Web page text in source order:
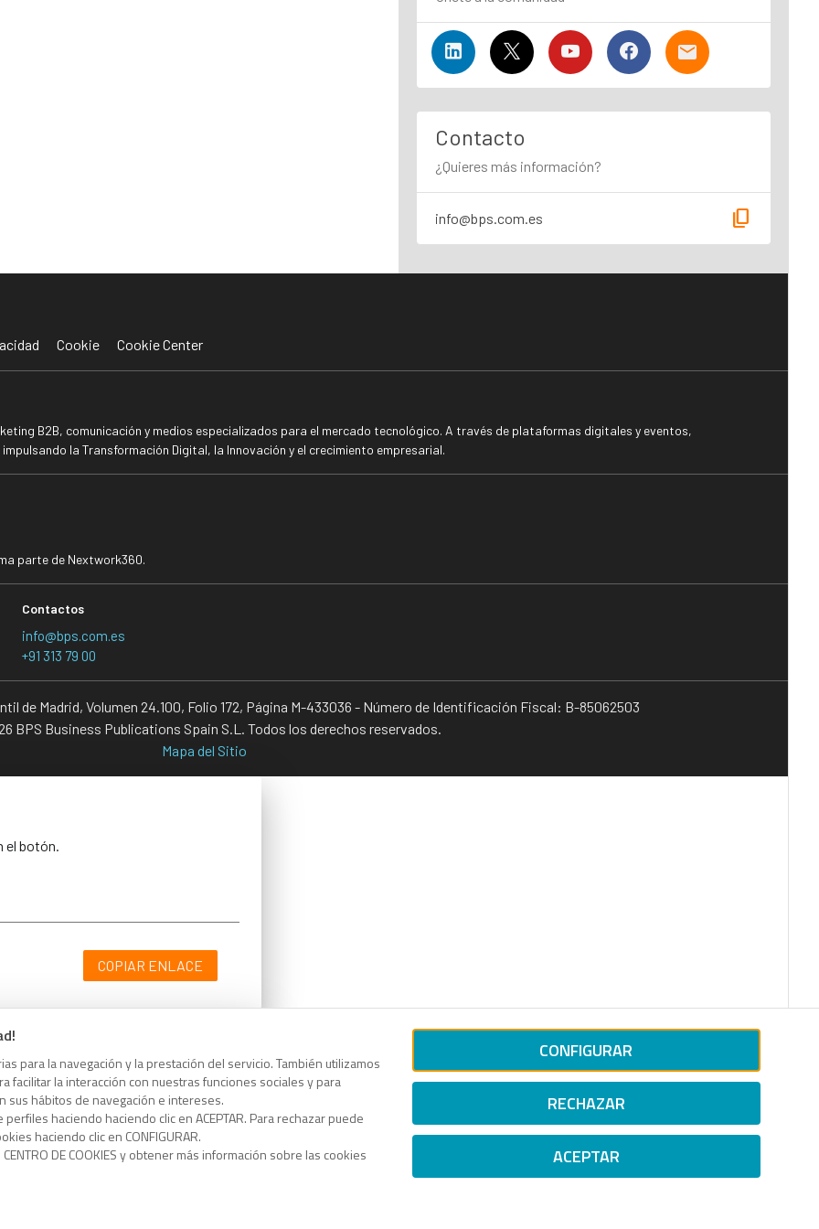
Contacto
¿Quieres más información?
info@bps.com.es content_copy
para la navegación y la prestación del servicio. También utilizamos
facilitar la interacción con nuestras funciones sociales y para
sus hábitos de navegación e intereses.
haciendo haciendo clic en ACEPTAR. Para rechazar puede
haciendo clic en CONFIGURAR.
DE COOKIES y obtener más información sobre las cookies
CONFIGURAR
RECHAZAR
ACEPTAR
Cookie Cookie Center
B2B, comunicación y medios especializados para el mercado tecnológico. A través de plataformas digitales y eventos,
la Transformación Digital, la Innovación y el crecimiento empresarial.
parte de Nextwork360.
Contactos
info@bps.com.es
+91 313 79 00
de Madrid, Volumen 24.100, Folio 172, Página M-433036 - Número de Identificación Fiscal: B-85062503
BPS Business Publications Spain S.L. Todos los derechos reservados.
Mapa del Sitio
el botón.
COPIAR ENLACE
el botón.